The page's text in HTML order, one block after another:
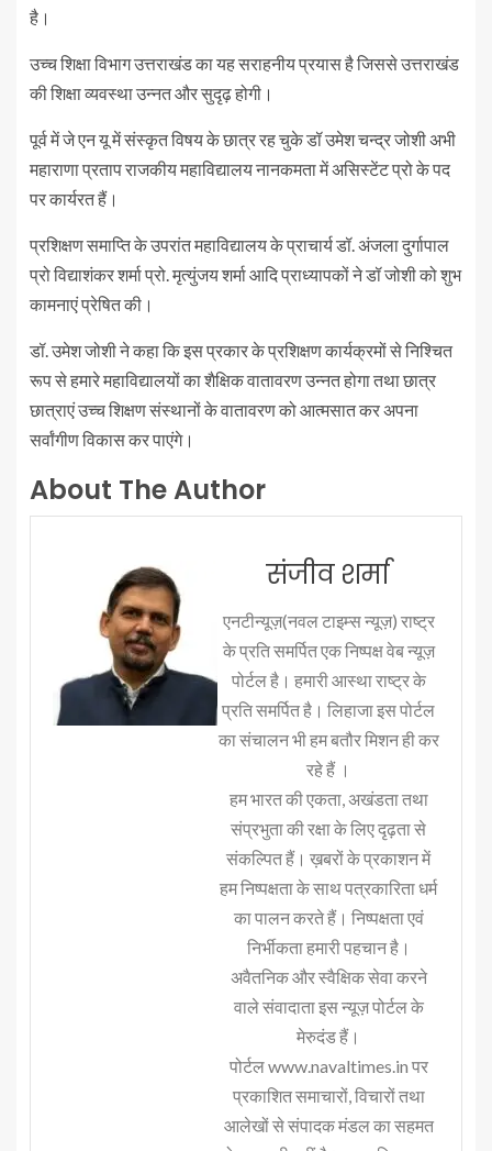
है।
उच्च शिक्षा विभाग उत्तराखंड का यह सराहनीय प्रयास है जिससे उत्तराखंड
की शिक्षा व्यवस्था उन्नत और सुदृढ़ होगी।
पूर्व में जे एन यू में संस्कृत विषय के छात्र रह चुके डॉ उमेश चन्द्र जोशी अभी
महाराणा प्रताप राजकीय महाविद्यालय नानकमता में असिस्टेंट प्रो के पद
पर कार्यरत हैं।
प्रशिक्षण समाप्ति के उपरांत महाविद्यालय के प्राचार्य डॉ. अंजला दुर्गापाल
प्रो विद्याशंकर शर्मा प्रो. मृत्युंजय शर्मा आदि प्राध्यापकों ने डॉ जोशी को शुभ
कामनाएं प्रेषित की।
डॉ. उमेश जोशी ने कहा कि इस प्रकार के प्रशिक्षण कार्यक्रमों से निश्चित
रूप से हमारे महाविद्यालयों का शैक्षिक वातावरण उन्नत होगा तथा छात्र
छात्राएं उच्च शिक्षण संस्थानों के वातावरण को आत्मसात कर अपना
सर्वांगीण विकास कर पाएंगे।
About The Author
संजीव शर्मा
एनटीन्यूज़(नवल टाइम्स न्यूज़) राष्ट्र
के प्रति समर्पित एक निष्पक्ष वेब न्यूज़
पोर्टल है। हमारी आस्था राष्ट्र के
प्रति समर्पित है। लिहाजा इस पोर्टल
का संचालन भी हम बतौर मिशन ही कर
रहे हैं ।
हम भारत की एकता, अखंडता तथा
संप्रभुता की रक्षा के लिए दृढ़ता से
संकल्पित हैं। ख़बरों के प्रकाशन में
हम निष्पक्षता के साथ पत्रकारिता धर्म
का पालन करते हैं। निष्पक्षता एवं
निर्भीकता हमारी पहचान है।
अवैतनिक और स्वैक्षिक सेवा करने
वाले संवादाता इस न्यूज़ पोर्टल के
मेरुदंड हैं।
पोर्टल www.navaltimes.in पर
प्रकाशित समाचारों, विचारों तथा
आलेखों से संपादक मंडल का सहमत